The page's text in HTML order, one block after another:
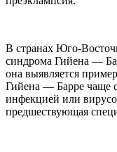
В странах Юго-
синдрома Гийена —
она выявляется
Гийена — Барре чаще
инфекцией или
предшествующая